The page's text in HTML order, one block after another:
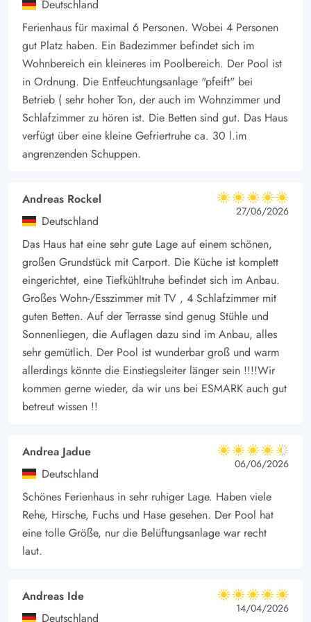
Spaziergängen und Badefreuden ein. Auch die täglichen
Besorgungen sind schnell erledigt, denn Einkaufsmöglichkeiten
liegen lediglich 900 Meter entfernt. Ein Carport ist ebenfalls
vorhanden, so dass ihr das Auto sicher und bequem parken
könnt.
Verpasse nicht die Gelegenheit, dieses gemütliche Ferienhaus
in Blåvand für den nächsten Urlaub zu buchen. Genieße die
Umgebung.
Buche jetzt und erlebe Blåvand von seiner schönsten Seite
Blåvand ist nicht nur ein idyllischer Küstenort, sondern auch ein
Paradies für Entdecker und Abenteuerlustige. Beginn den Tag
mit einem Besuch des Leuchtturms Blåvandshuk Fyr, der einen
atemberaubenden Panoramablick über die Nordsee bietet.
Wenn ihr gerne wandert, erkunde den Blåvand Naturpark, der
mit seinen Dünenlandschaften und Wäldern beeindruckt. Für
Geschichtsinteressierte bietet sich ein Ausflug zum Tirpitz-
Museum an. Dort kann man in die Geschichte des Zweiten
Weltkriegs eintauchen und mehr über die deutsche
Besatzungszeit erfahren. Familien mit Kindern sollten den
gibt.
Deutschland
Ferienhaus für maximal 6 Personen. Wobei 4 Personen
gut Platz haben. Ein Badezimmer befindet sich im
Wohnbereich ein kleineres im Poolbereich. Der Pool ist
in Ordnung. Die Entfeuchtungsanlage "pfeift" bei
Betrieb ( sehr hoher Ton, der auch im Wohnzimmer und
Schlafzimmer zu hören ist. Die Betten sind gut. Das Haus
verfügt über eine kleine Gefriertruhe ca. 30 l.im
angrenzenden Schuppen.
Andreas Rockel
Deutschland
5 von 5
5 von 5
5 out of 5
27/06/2026
Das Haus hat eine sehr gute Lage auf einem schönen,
großen Grundstück mit Carport. Die Küche ist komplett
eingerichtet, eine Tiefkühltruhe befindet sich im Anbau.
Großes Wohn-/Esszimmer mit TV , 4 Schlafzimmer mit
guten Betten. Auf der Terrasse sind genug Stühle und
Sonnenliegen, die Auflagen dazu sind im Anbau, alles
sehr gemütlich. Der Pool ist wunderbar groß und warm
allerdings könnte die Einstiegsleiter länger sein !!!!Wir
kommen gerne wieder, da wir uns bei ESMARK auch gut
betreut wissen !!
Andrea Jadue
Deutschland
4.5 von 5
4.5 von 5
4.5 out of 5
06/06/2026
Schönes Ferienhaus in sehr ruhiger Lage. Haben viele
Rehe, Hirsche, Fuchs und Hase gesehen. Der Pool hat
eine tolle Größe, nur die Belüftungsanlage war recht
laut.
Andreas Ide
Deutschland
5 von 5
5 von 5
5 out of 5
14/04/2026